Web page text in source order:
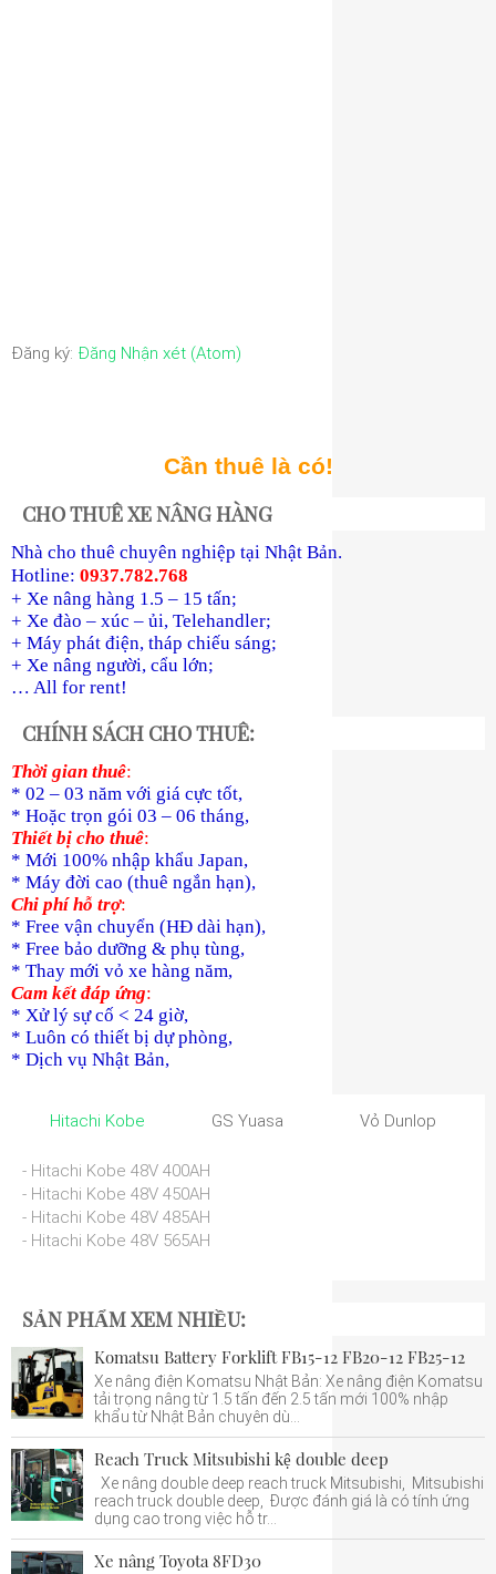
Đăng ký: Đăng Nhận xét (Atom)
Cần thuê là có!
CHO THUÊ XE NÂNG HÀNG
Nhà cho thuê chuyên nghiệp tại Nhật Bản.
Hotline: 0937.782.768
+ Xe nâng hàng 1.5 – 15 tấn;
+ Xe đào – xúc – ủi, Telehandler;
+ Máy phát điện, tháp chiếu sáng;
+ Xe nâng người, cẩu lớn;
… All for rent!
CHÍNH SÁCH CHO THUÊ:
Thời gian thuê:
* 02 – 03 năm với giá cực tốt,
* Hoặc trọn gói 03 – 06 tháng,
Thiết bị cho thuê:
* Mới 100% nhập khẩu Japan,
* Máy đời cao (thuê ngắn hạn),
Chi phí hỗ trợ:
* Free vận chuyển (HĐ dài hạn),
* Free bảo dưỡng & phụ tùng,
* Thay mới vỏ xe hàng năm,
Cam kết đáp ứng:
* Xử lý sự cố < 24 giờ,
* Luôn có thiết bị dự phòng,
* Dịch vụ Nhật Bản,
Hitachi Kobe GS Yuasa Vỏ Dunlop
- Hitachi Kobe 48V 400AH
- Hitachi Kobe 48V 450AH
- Hitachi Kobe 48V 485AH
- Hitachi Kobe 48V 565AH
SẢN PHẨM XEM NHIỀU:
Komatsu Battery Forklift FB15-12 FB20-12 FB25-12
Xe nâng điện Komatsu Nhật Bản: Xe nâng điện Komatsu
tải trọng nâng từ 1.5 tấn đến 2.5 tấn mới 100% nhập
khẩu từ Nhật Bản chuyên dù...
Reach Truck Mitsubishi kệ double deep
Xe nâng double deep reach truck Mitsubishi, Mitsubishi
reach truck double deep, Được đánh giá là có tính ứng
dụng cao trong việc hỗ tr...
Xe nâng Toyota 8FD30